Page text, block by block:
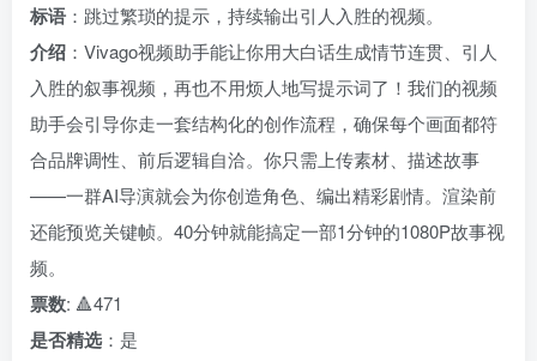
标语 ：跳过繁琐的提示，持续输出引人入胜的视频。
介绍 ：Vivago视频助手能让你用大白话生成情节连贯、引人
入胜的叙事视频，再也不用烦人地写提示词了！我们的视频
助手会引导你走一套结构化的创作流程，确保每个画面都符
合品牌调性、前后逻辑自洽。你只需上传素材、描述故事
——一群AI导演就会为你创造角色、编出精彩剧情。渲染前
还能预览关键帧。40分钟就能搞定一部1分钟的1080P故事视
频。
票数: 🔺471
是否精选 ：是